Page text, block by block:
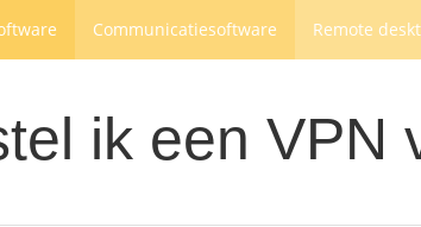
Communicatiesoftware Remote
ik een VPN